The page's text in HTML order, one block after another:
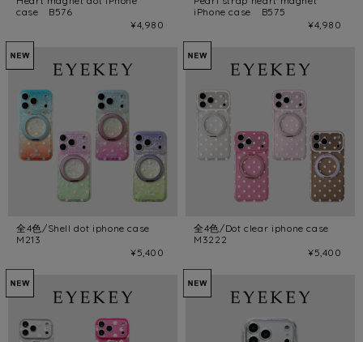
case B576
¥4,980
iPhone case B575
¥4,980
全4色/Shell dot iphone case
M213
¥5,400
全4色/Dot clear iphone case
M3222
¥5,400